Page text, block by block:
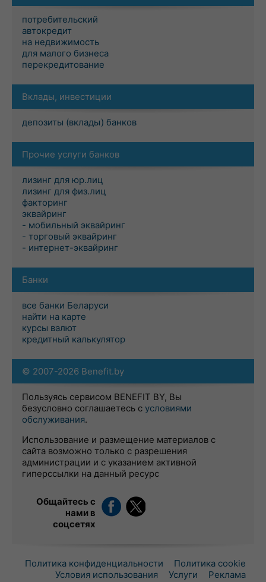
потребительский
автокредит
на недвижимость
для малого бизнеса
перекредитование
Вклады, инвестиции
депозиты (вклады) банков
Прочие услуги банков
лизинг для юр.лиц
лизинг для физ.лиц
факторинг
эквайринг
- мобильный эквайринг
- торговый эквайринг
- интернет-эквайринг
Банки
все банки Беларуси
найти на карте
курсы валют
кредитный калькулятор
© 2007-2026 Benefit.by
Пользуясь сервисом BENEFIT BY, Вы
безусловно соглашаетесь с условиями
обслуживания.
Использование и размещение материалов с
сайта возможно только с разрешения
администрации и с указанием активной
гиперссылки на данный ресурс
Общайтесь с
нами в
соцсетях
Политика конфиденциальности
Политика cookie
Условия использования
Услуги
Реклама